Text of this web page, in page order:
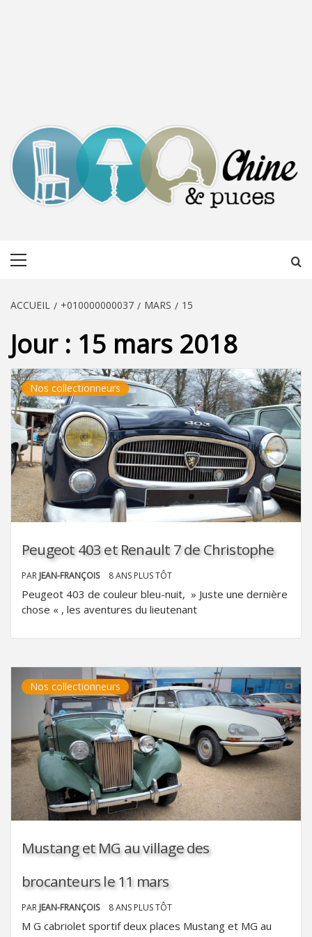
ACCUEIL +010000000037 MARS 15
Jour : 15 mars 2018
Nos collectionneurs
Peugeot 403 et Renault 7 de Christophe
PAR JEAN-FRANÇOIS 8 ANS PLUS TÔT
Peugeot 403 de couleur bleu-nuit, » Juste une dernière
chose « , les aventures du lieutenant
Nos collectionneurs
Mustang et MG au village des
brocanteurs le 11 mars
PAR JEAN-FRANÇOIS 8 ANS PLUS TÔT
M G cabriolet sportif deux places Mustang et MG au